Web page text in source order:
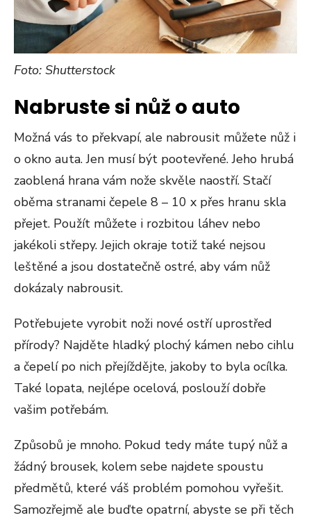
Foto: Shutterstock
Nabruste si nůž o auto
Možná vás to překvapí, ale nabrousit můžete nůž i
o okno auta. Jen musí být pootevřené. Jeho hrubá
zaoblená hrana vám nože skvěle naostří. Stačí
oběma stranami čepele 8 – 10 x přes hranu skla
přejet. Použít můžete i rozbitou láhev nebo
jakékoli střepy. Jejich okraje totiž také nejsou
leštěné a jsou dostatečně ostré, aby vám nůž
dokázaly nabrousit.
Potřebujete vyrobit noži nové ostří uprostřed
přírody? Najděte hladký plochý kámen nebo cihlu
a čepelí po nich přejíždějte, jakoby to byla ocílka.
Také lopata, nejlépe ocelová, poslouží dobře
vašim potřebám.
Způsobů je mnoho. Pokud tedy máte tupý nůž a
žádný brousek, kolem sebe najdete spoustu
předmětů, které váš problém pomohou vyřešit.
Samozřejmě ale buďte opatrní, abyste se při těch